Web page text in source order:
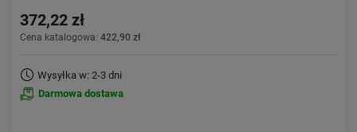
372,22 zł
Cena katalogowa: 422,90 zł
Wysyłka w: 2-3 dni
Darmowa dostawa